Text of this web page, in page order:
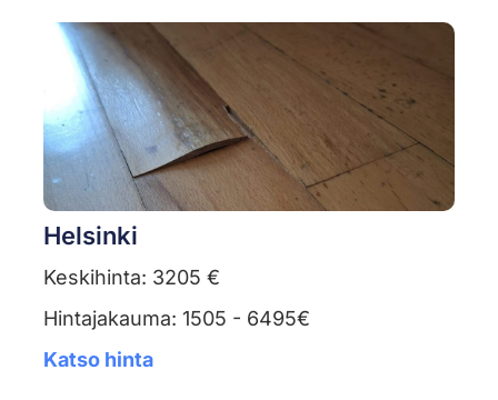
Helsinki
Keskihinta: 3205 €
Hintajakauma: 1505 - 6495€
Katso hinta